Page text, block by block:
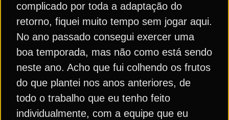
complicado por toda a adaptação do
retorno, fiquei muito tempo sem jogar aqui.
No ano passado consegui exercer uma
boa temporada, mas não como está sendo
neste ano. Acho que fui colhendo os frutos
do que plantei nos anos anteriores, de
todo o trabalho que eu tenho feito
individualmente, com a equipe que eu